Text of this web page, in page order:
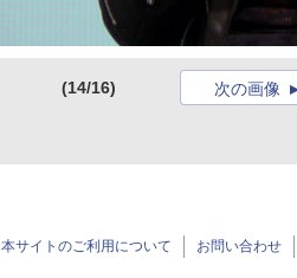
(14/16) 次の画像
本サイトのご利用について お問い合わせ